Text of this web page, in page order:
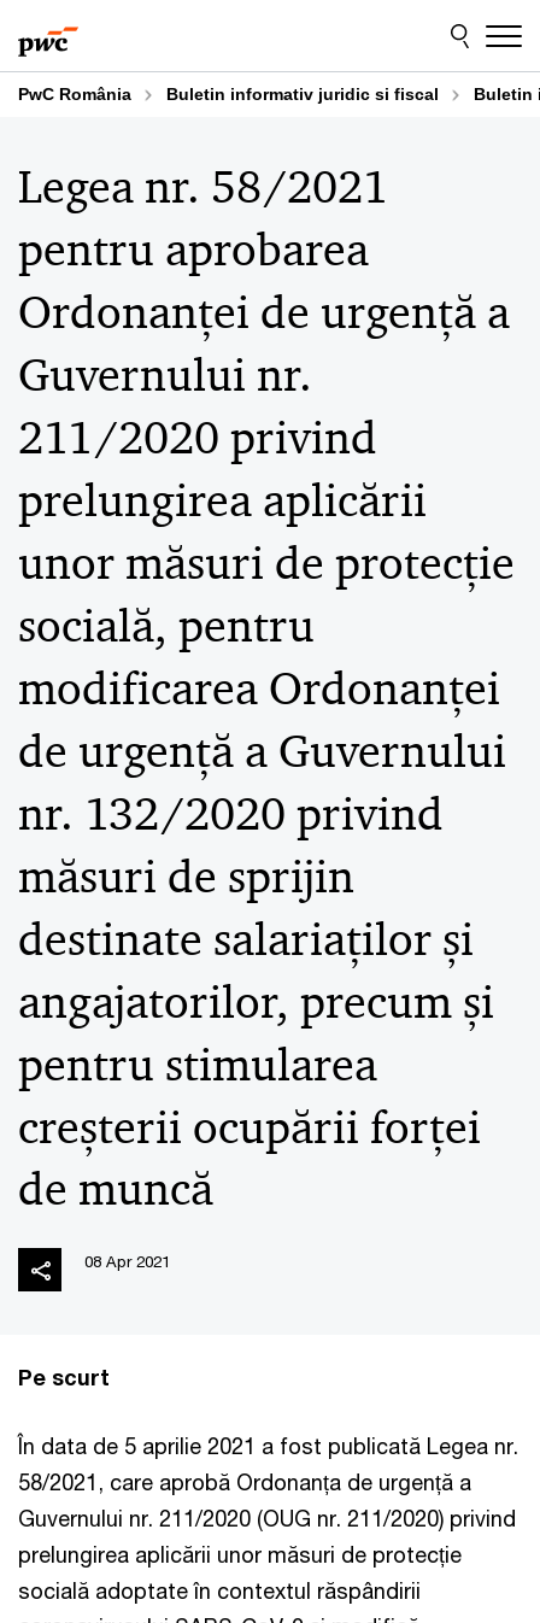
to
content
to
footer
PwC România Buletin informativ juridic si fiscal Buletin
Legea nr. 58/2021
pentru aprobarea
Ordonanței de urgență a
Guvernului nr.
211/2020 privind
prelungirea aplicării
unor măsuri de protecție
socială, pentru
modificarea Ordonanței
de urgență a Guvernului
nr. 132/2020 privind
măsuri de sprijin
destinate salariaților și
angajatorilor, precum și
pentru stimularea
creșterii ocupării forței
de muncă
08 Apr 2021
Pe scurt
În data de 5 aprilie 2021 a fost publicată Legea nr.
58/2021, care aprobă Ordonanța de urgență a
Guvernului nr. 211/2020 (OUG nr. 211/2020) privind
prelungirea aplicării unor măsuri de protecție
socială adoptate în contextul răspândirii